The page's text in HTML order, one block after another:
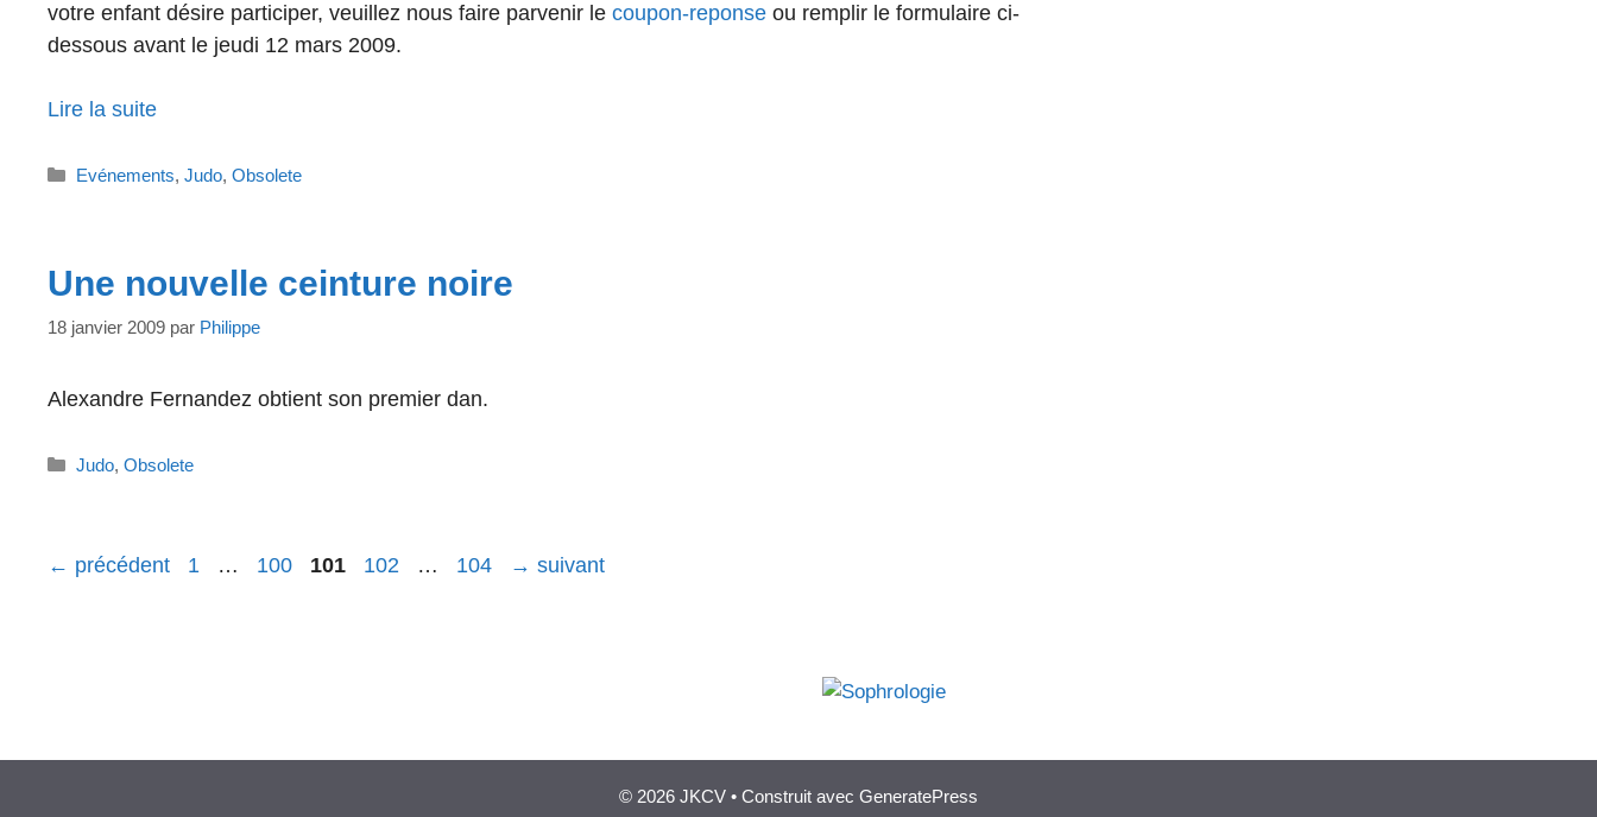
votre enfant désire participer, veuillez nous faire parvenir le coupon-reponse ou remplir le formulaire ci-
dessous avant le jeudi 12 mars 2009.
Lire la suite
Catégories
Evénements,Judo,Obsolete
Une nouvelle ceinture noire
18 janvier 2009 par Philippe
Alexandre Fernandez obtient son premier dan.
Catégories
Judo,Obsolete
← précédent Page
1 … Page
100 Page
101 Page
102 … Page
104 → suivant
© 2026 JKCV • Construit avec GeneratePress